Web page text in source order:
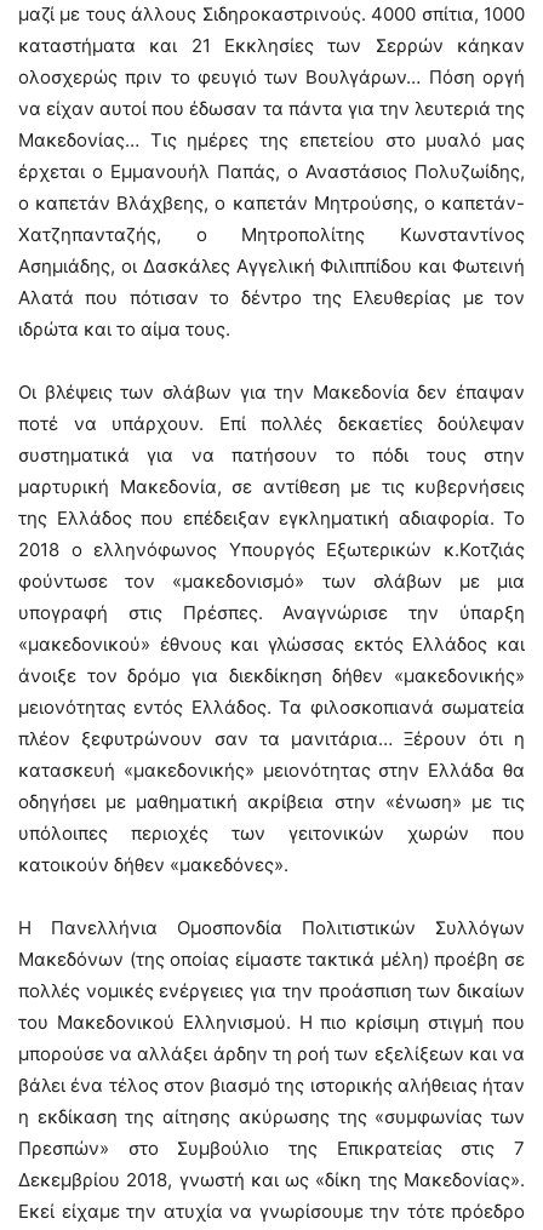
μαζί με τους άλλους Σιδηροκαστρινούς. 4000 σπίτια, 1000
καταστήματα και 21 Εκκλησίες των Σερρών κάηκαν
ολοσχερώς πριν το φευγιό των Βουλγάρων… Πόση οργή
να είχαν αυτοί που έδωσαν τα πάντα για την λευτεριά της
Μακεδονίας… Τις ημέρες της επετείου στο μυαλό μας
έρχεται ο Εμμανουήλ Παπάς, ο Αναστάσιος Πολυζωίδης,
ο καπετάν Βλάχβεης, ο καπετάν Μητρούσης, ο καπετάν-
Χατζηπανταζής, ο Μητροπολίτης Κωνσταντίνος
Ασημιάδης, οι Δασκάλες Αγγελική Φιλιππίδου και Φωτεινή
Αλατά που πότισαν το δέντρο της Ελευθερίας με τον
ιδρώτα και το αίμα τους.
Οι βλέψεις των σλάβων για την Μακεδονία δεν έπαψαν
ποτέ να υπάρχουν. Επί πολλές δεκαετίες δούλεψαν
συστηματικά για να πατήσουν το πόδι τους στην
μαρτυρική Μακεδονία, σε αντίθεση με τις κυβερνήσεις
της Ελλάδος που επέδειξαν εγκληματική αδιαφορία. Το
2018 ο ελληνόφωνος Υπουργός Εξωτερικών κ.Κοτζιάς
φούντωσε τον «μακεδονισμό» των σλάβων με μια
υπογραφή στις Πρέσπες. Αναγνώρισε την ύπαρξη
«μακεδονικού» έθνους και γλώσσας εκτός Ελλάδος και
άνοιξε τον δρόμο για διεκδίκηση δήθεν «μακεδονικής»
μειονότητας εντός Ελλάδος. Τα φιλοσκοπιανά σωματεία
πλέον ξεφυτρώνουν σαν τα μανιτάρια… Ξέρουν ότι η
κατασκευή «μακεδονικής» μειονότητας στην Ελλάδα θα
οδηγήσει με μαθηματική ακρίβεια στην «ένωση» με τις
υπόλοιπες περιοχές των γειτονικών χωρών που
κατοικούν δήθεν «μακεδόνες».
Η Πανελλήνια Ομοσπονδία Πολιτιστικών Συλλόγων
Μακεδόνων (της οποίας είμαστε τακτικά μέλη) προέβη σε
πολλές νομικές ενέργειες για την προάσπιση των δικαίων
του Μακεδονικού Ελληνισμού. Η πιο κρίσιμη στιγμή που
μπορούσε να αλλάξει άρδην τη ροή των εξελίξεων και να
βάλει ένα τέλος στον βιασμό της ιστορικής αλήθειας ήταν
η εκδίκαση της αίτησης ακύρωσης της «συμφωνίας των
Πρεσπών» στο Συμβούλιο της Επικρατείας στις 7
Δεκεμβρίου 2018, γνωστή και ως «δίκη της Μακεδονίας».
Εκεί είχαμε την ατυχία να γνωρίσουμε την τότε πρόεδρο